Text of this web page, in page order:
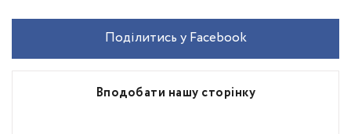
Вподобати нашу сторінку
Поділитись у Facebook